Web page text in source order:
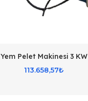
Yem Pelet Makinesi 3 KW
113.658,57₺